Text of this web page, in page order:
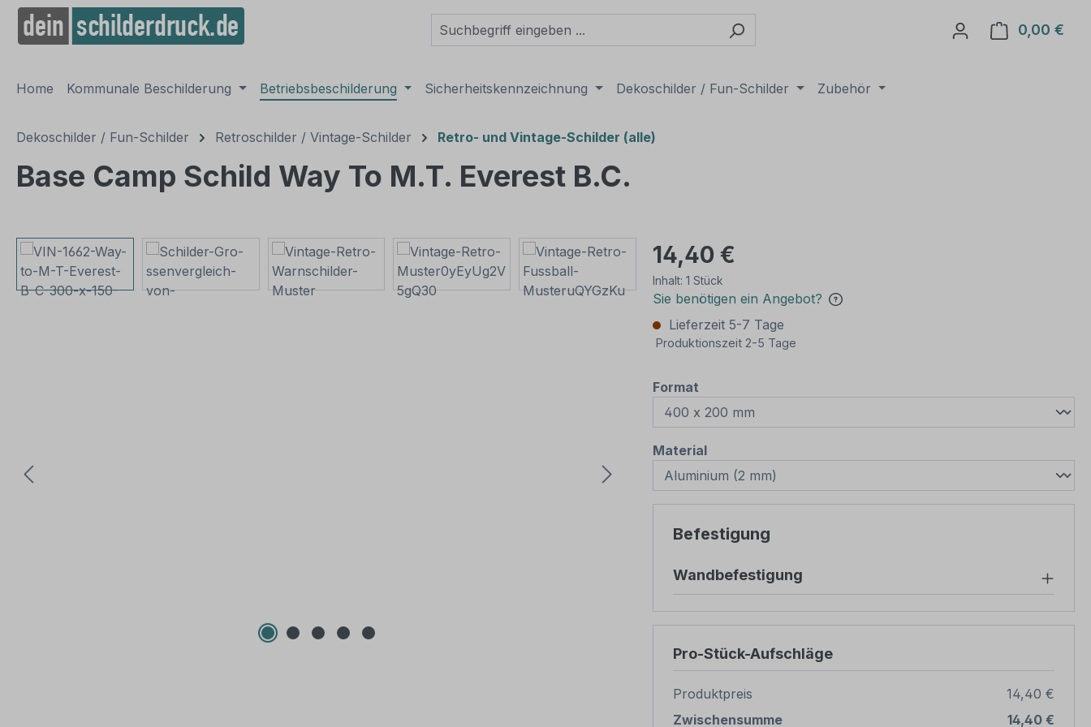
Zur Hauptnavigation springen
0,00 €
Home Kommunale Beschilderung Betriebsbeschilderung Sicherheitskennzeichnung Dekoschilder / Fun-Schilder Zubehör
Dekoschilder / Fun-Schilder Retroschilder / Vintage-Schilder Retro- und Vintage-Schilder (alle)
Base Camp Schild Way To M.T. Everest B.C.
Bildergalerie überspringen 14,40 €
Inhalt: 1 Stück
Sie benötigen ein Angebot?
Lieferzeit 5-7 Tage
Produktionszeit 2-5 Tage
Format
Materialauswählen
Befestigung
Wandbefestigung
Pro-Stück-Aufschläge
Produktpreis
14,40 €
Zwischensumme
14,40 €